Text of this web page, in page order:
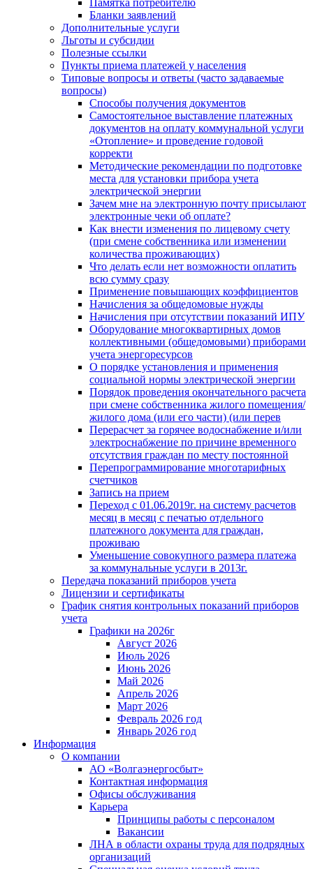
Памятка потребителю
Бланки заявлений
Дополнительные услуги
Льготы и субсидии
Полезные ссылки
Пункты приема платежей у населения
Типовые вопросы и ответы (часто задаваемые
вопросы)
Способы получения документов
Самостоятельное выставление платежных
документов на оплату коммунальной услуги
«Отопление» и проведение годовой
корректи
Методические рекомендации по подготовке
места для установки прибора учета
электрической энергии
Зачем мне на электронную почту присылают
электронные чеки об оплате?
Как внести изменения по лицевому счету
(при смене собственника или изменении
количества проживающих)
Что делать если нет возможности оплатить
всю сумму сразу
Применение повышающих коэффициентов
Начисления за общедомовые нужды
Начисления при отсутствии показаний ИПУ
Оборудование многоквартирных домов
коллективными (общедомовыми) приборами
учета энергоресурсов
О порядке установления и применения
социальной нормы электрической энергии
Порядок проведения окончательного расчета
при смене собственника жилого помещения/
жилого дома (или его части) (или перев
Перерасчет за горячее водоснабжение и/или
электроснабжение по причине временного
отсутствия граждан по месту постоянной
Перепрограммирование многотарифных
счетчиков
Запись на прием
Переход с 01.06.2019г. на систему расчетов
месяц в месяц с печатью отдельного
платежного документа для граждан,
проживаю
Уменьшение совокупного размера платежа
за коммунальные услуги в 2013г.
Передача показаний приборов учета
Лицензии и сертификаты
График снятия контрольных показаний приборов
учета
Графики на 2026г
Август 2026
Июль 2026
Июнь 2026
Май 2026
Апрель 2026
Март 2026
Февраль 2026 год
Январь 2026 год
Информация
О компании
АО «Волгаэнергосбыт»
Контактная информация
Офисы обслуживания
Карьера
Принципы работы с персоналом
Вакансии
ЛНА в области охраны труда для подрядных
организаций